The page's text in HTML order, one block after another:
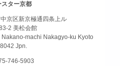
スター京都
京区新京極通四条上ル
2 美松会館
machi Nakagyo-ku Kyoto
Jpn.
746-5903